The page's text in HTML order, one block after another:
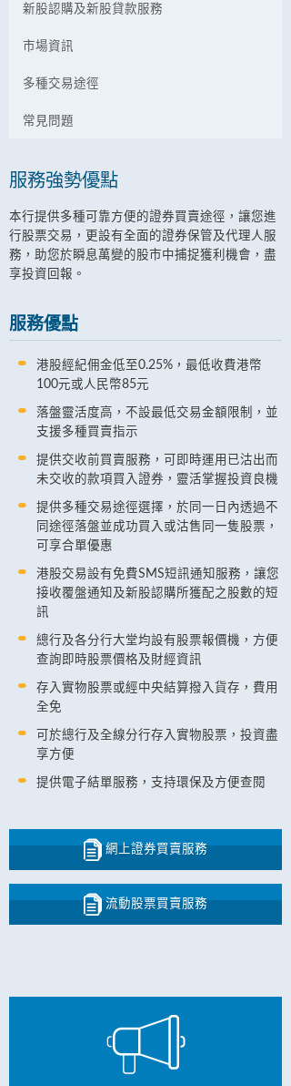
新股認購及新股貸款服務
市場資訊
多種交易途徑
常見問題
服務強勢優點
本行提供多種可靠方便的證券買賣途徑，讓您進
行股票交易，更設有全面的證券保管及代理人服
務，助您於瞬息萬變的股市中捕捉獲利機會，盡
享投資回報。
服務優點
港股經紀佣金低至0.25%，最低收費港幣
100元或人民幣85元
落盤靈活度高，不設最低交易金額限制，並
支援多種買賣指示
提供交收前買賣服務，可即時運用已沽出而
未交收的款項買入證券，靈活掌握投資良機
提供多種交易途徑選擇，於同一日內透過不
同途徑落盤並成功買入或沽售同一隻股票，
可享合單優惠
港股交易設有免費SMS短訊通知服務，讓您
接收覆盤通知及新股認購所獲配之股數的短
訊
總行及各分行大堂均設有股票報價機，方便
查詢即時股票價格及財經資訊
存入實物股票或經中央結算撥入貨存，費用
全免
可於總行及全線分行存入實物股票，投資盡
享方便
提供電子結單服務，支持環保及方便查閱
網上證券買賣服務
流動股票買賣服務